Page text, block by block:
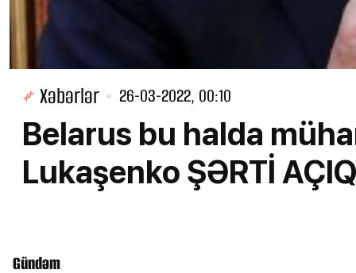
Xəbərlər 26-03-2022, 00:10
Belarus bu halda
Lukaşenko ŞƏRTİ
Gündəm